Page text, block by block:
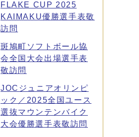
FLAKE CUP 2025
KAIMAKU優勝選手表敬
訪問
斑鳩町ソフトボール協
会全国大会出場選手表
敬訪問
JOCジュニアオリンピ
ック／2025全国ユース
選抜マウンテンバイク
大会優勝選手表敬訪問